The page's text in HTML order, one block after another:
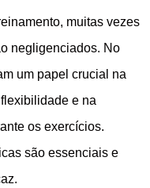
muitas vezes
negligenciados. No
um papel crucial na
e na
os exercícios.
são essenciais e